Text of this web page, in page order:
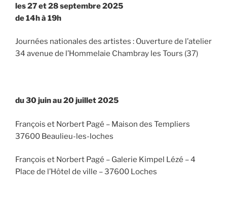
les 27 et 28 septembre 2025
de 14h à 19h
Journées nationales des artistes : Ouverture de l’atelier
34 avenue de l’Hommelaie Chambray les Tours (37)
du 30 juin au 20 juillet 2025
François et Norbert Pagé – Maison des Templiers
37600 Beaulieu-les-loches
François et Norbert Pagé – Galerie Kimpel Lézé – 4
Place de l’Hôtel de ville – 37600 Loches